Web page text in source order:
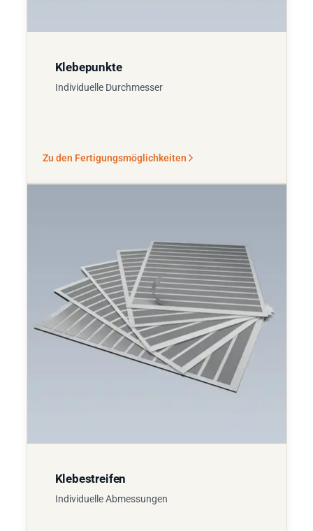
Klebepunkte
Individuelle Durchmesser
Zu den Fertigungsmöglichkeiten
Klebestreifen
Individuelle Abmessungen